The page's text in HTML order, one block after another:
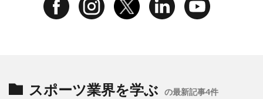
スポーツ業界を学ぶ の最新記事4件